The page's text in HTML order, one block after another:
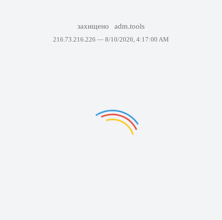
захищено adm.tools
216.73.216.226 — 8/10/2026, 4:17:00 AM